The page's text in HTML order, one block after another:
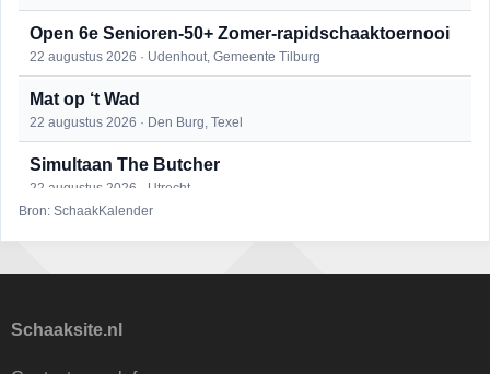
Open 6e Senioren-50+ Zomer-rapidschaaktoernooi
22 augustus 2026 · Udenhout, Gemeente Tilburg
Mat op ‘t Wad
22 augustus 2026 · Den Burg, Texel
Simultaan The Butcher
22 augustus 2026 · Utrecht
25 augustus 2026 · Bunschoten-Spakenburg
Bron: SchaakKalender
Schaaksite.nl